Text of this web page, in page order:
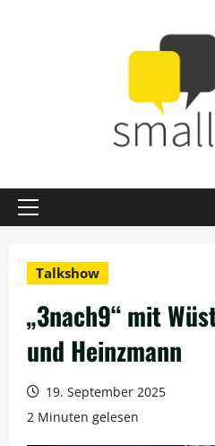
Primäres
Talkshow
„3nach9“ mit
und Heinzmann
19. September 2025
2 Minuten gelesen